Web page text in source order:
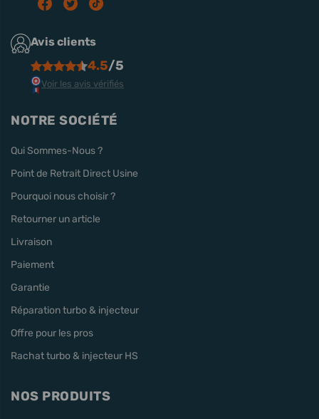
Avis clients
4.5/5
Voir les avis vérifiés
NOTRE SOCIÉTÉ
Qui Sommes-Nous ?
Point de Retrait Direct Usine
Pourquoi nous choisir ?
Retourner un article
Livraison
Paiement
Garantie
Réparation turbo & injecteur
Offre pour les pros
Rachat turbo & injecteur HS
NOS PRODUITS